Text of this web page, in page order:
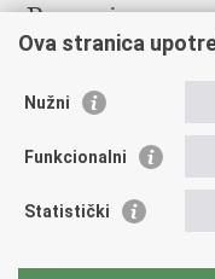
Poveznice
Državno odvjetništvo
Ured za suzbijanje
Državnoodvjetničko
Hrvatska odvjetnička
Europski pravosudni
Ova stranica
Nužni
Funkcionalni
Statistički